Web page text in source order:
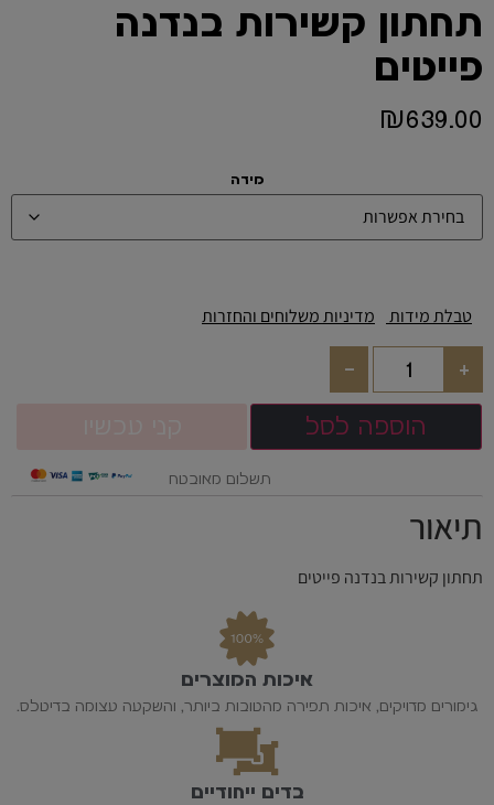
תחתון קשירות בנדנה
פייטים
₪639.00
מידה
טבלת מידות מדיניות משלוחים והחזרות
+
-
הוספה לסל
תשלום מאובטח
תיאור
תחתון קשירות בנדנה פייטים
איכות המוצרים
גימורים מדויקים, איכות תפירה מהטובות ביותר, והשקעה עצומה בדיטלס.
בדים ייחודיים